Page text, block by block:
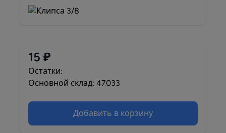
15 ₽
Остатки:
Основной склад: 47033
Добавить в корзину